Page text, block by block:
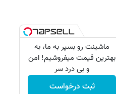
ماشینت رو بسپر به ما، به
بهترین قیمت میفروشیم! امن
و بی درد سر
ثبت درخواست